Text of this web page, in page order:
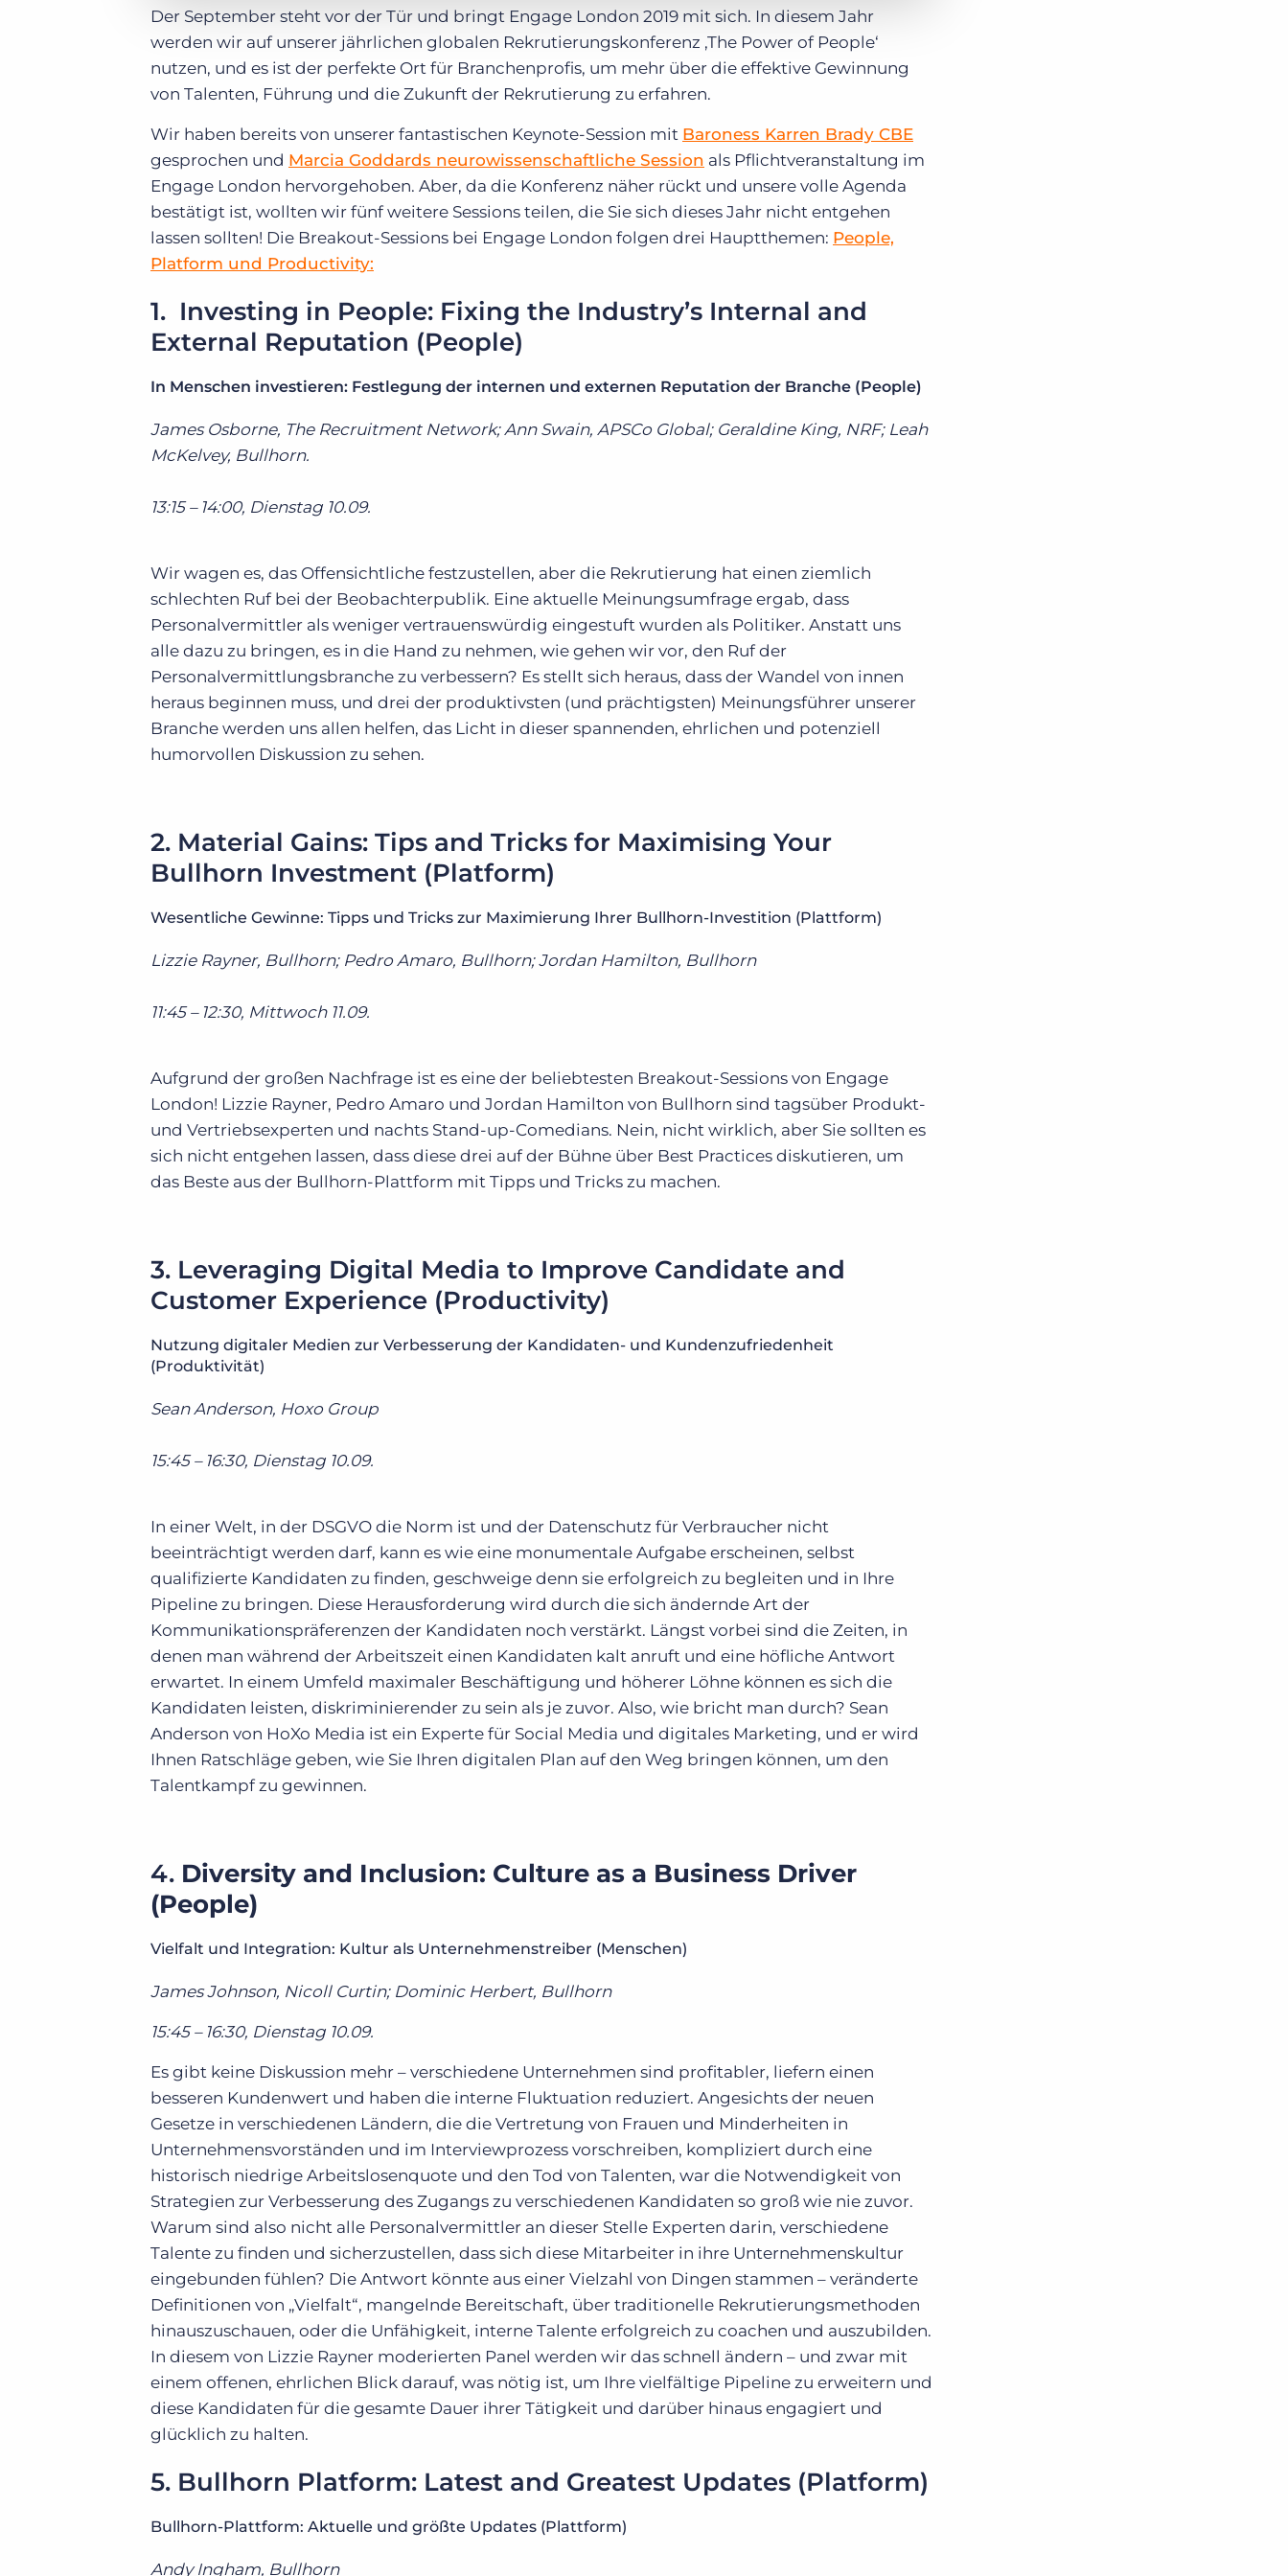
Der September steht vor der Tür und bringt Engage London 2019 mit sich. In diesem Jahr
werden wir auf unserer jährlichen globalen Rekrutierungskonferenz ‚The Power of People‘
nutzen, und es ist der perfekte Ort für Branchenprofis, um mehr über die effektive Gewinnung
von Talenten, Führung und die Zukunft der Rekrutierung zu erfahren.
Wir haben bereits von unserer fantastischen Keynote-Session mit Baroness Karren Brady CBE
gesprochen und Marcia Goddards neurowissenschaftliche Session als Pflichtveranstaltung im
Engage London hervorgehoben. Aber, da die Konferenz näher rückt und unsere volle Agenda
bestätigt ist, wollten wir fünf weitere Sessions teilen, die Sie sich dieses Jahr nicht entgehen
lassen sollten! Die Breakout-Sessions bei Engage London folgen drei Hauptthemen: People,
Platform und Productivity:
1. Investing in People: Fixing the Industry’s Internal and
External Reputation (People)
In Menschen investieren: Festlegung der internen und externen Reputation der Branche (People)
James Osborne, The Recruitment Network; Ann Swain, APSCo Global; Geraldine King, NRF; Leah
McKelvey, Bullhorn.
13:15 – 14:00, Dienstag 10.09.
Wir wagen es, das Offensichtliche festzustellen, aber die Rekrutierung hat einen ziemlich
schlechten Ruf bei der Beobachterpublik. Eine aktuelle Meinungsumfrage ergab, dass
Personalvermittler als weniger vertrauenswürdig eingestuft wurden als Politiker. Anstatt uns
alle dazu zu bringen, es in die Hand zu nehmen, wie gehen wir vor, den Ruf der
Personalvermittlungsbranche zu verbessern? Es stellt sich heraus, dass der Wandel von innen
heraus beginnen muss, und drei der produktivsten (und prächtigsten) Meinungsführer unserer
Branche werden uns allen helfen, das Licht in dieser spannenden, ehrlichen und potenziell
humorvollen Diskussion zu sehen.
2. Material Gains: Tips and Tricks for Maximising Your
Bullhorn Investment (Platform)
Wesentliche Gewinne: Tipps und Tricks zur Maximierung Ihrer Bullhorn-Investition (Plattform)
Lizzie Rayner, Bullhorn; Pedro Amaro, Bullhorn; Jordan Hamilton, Bullhorn
11:45 – 12:30, Mittwoch 11.09.
Aufgrund der großen Nachfrage ist es eine der beliebtesten Breakout-Sessions von Engage
London! Lizzie Rayner, Pedro Amaro und Jordan Hamilton von Bullhorn sind tagsüber Produkt-
und Vertriebsexperten und nachts Stand-up-Comedians. Nein, nicht wirklich, aber Sie sollten es
sich nicht entgehen lassen, dass diese drei auf der Bühne über Best Practices diskutieren, um
das Beste aus der Bullhorn-Plattform mit Tipps und Tricks zu machen.
3. Leveraging Digital Media to Improve Candidate and
Customer Experience (Productivity)
Nutzung digitaler Medien zur Verbesserung der Kandidaten- und Kundenzufriedenheit
(Produktivität)
Sean Anderson, Hoxo Group
15:45 – 16:30, Dienstag 10.09.
In einer Welt, in der DSGVO die Norm ist und der Datenschutz für Verbraucher nicht
beeinträchtigt werden darf, kann es wie eine monumentale Aufgabe erscheinen, selbst
qualifizierte Kandidaten zu finden, geschweige denn sie erfolgreich zu begleiten und in Ihre
Pipeline zu bringen. Diese Herausforderung wird durch die sich ändernde Art der
Kommunikationspräferenzen der Kandidaten noch verstärkt. Längst vorbei sind die Zeiten, in
denen man während der Arbeitszeit einen Kandidaten kalt anruft und eine höfliche Antwort
erwartet. In einem Umfeld maximaler Beschäftigung und höherer Löhne können es sich die
Kandidaten leisten, diskriminierender zu sein als je zuvor. Also, wie bricht man durch? Sean
Anderson von HoXo Media ist ein Experte für Social Media und digitales Marketing, und er wird
Ihnen Ratschläge geben, wie Sie Ihren digitalen Plan auf den Weg bringen können, um den
Talentkampf zu gewinnen.
4. Diversity and Inclusion: Culture as a Business Driver
(People)
Vielfalt und Integration: Kultur als Unternehmenstreiber (Menschen)
James Johnson, Nicoll Curtin; Dominic Herbert, Bullhorn
15:45 – 16:30, Dienstag 10.09.
Es gibt keine Diskussion mehr – verschiedene Unternehmen sind profitabler, liefern einen
besseren Kundenwert und haben die interne Fluktuation reduziert. Angesichts der neuen
Gesetze in verschiedenen Ländern, die die Vertretung von Frauen und Minderheiten in
Unternehmensvorständen und im Interviewprozess vorschreiben, kompliziert durch eine
historisch niedrige Arbeitslosenquote und den Tod von Talenten, war die Notwendigkeit von
Strategien zur Verbesserung des Zugangs zu verschiedenen Kandidaten so groß wie nie zuvor.
Warum sind also nicht alle Personalvermittler an dieser Stelle Experten darin, verschiedene
Talente zu finden und sicherzustellen, dass sich diese Mitarbeiter in ihre Unternehmenskultur
eingebunden fühlen? Die Antwort könnte aus einer Vielzahl von Dingen stammen – veränderte
Definitionen von „Vielfalt“, mangelnde Bereitschaft, über traditionelle Rekrutierungsmethoden
hinauszuschauen, oder die Unfähigkeit, interne Talente erfolgreich zu coachen und auszubilden.
In diesem von Lizzie Rayner moderierten Panel werden wir das schnell ändern – und zwar mit
einem offenen, ehrlichen Blick darauf, was nötig ist, um Ihre vielfältige Pipeline zu erweitern und
diese Kandidaten für die gesamte Dauer ihrer Tätigkeit und darüber hinaus engagiert und
glücklich zu halten.
5. Bullhorn Platform: Latest and Greatest Updates (Platform)
Bullhorn-Plattform: Aktuelle und größte Updates (Plattform)
Andy Ingham, Bullhorn